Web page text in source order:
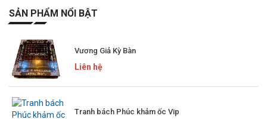
SẢN PHẨM NỔI BẬT
Vương Giả Kỳ Bàn
Liên hệ
Tranh bách Phúc khảm ốc Vip